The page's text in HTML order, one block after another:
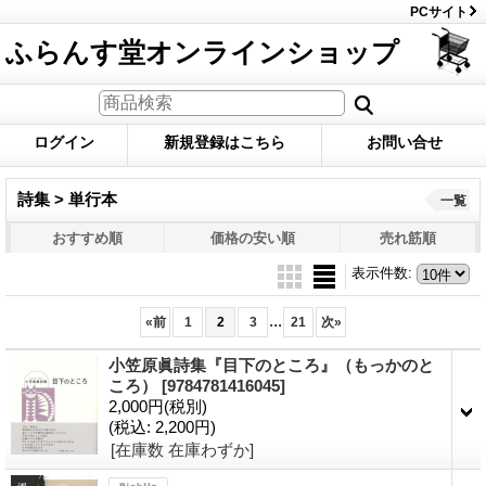
PCサイト
ふらんす堂オンラインショップ
ログイン 新規登録はこちら お問い合せ
詩集 > 単行本 一覧
おすすめ順 価格の安い順 売れ筋順
表示件数:
«前 1 2 3 ... 21 次»
小笠原眞詩集『目下のところ』（もっかのと
ころ） [9784781416045]
2,000円(税別)
(税込: 2,200円)
[在庫数 在庫わずか]